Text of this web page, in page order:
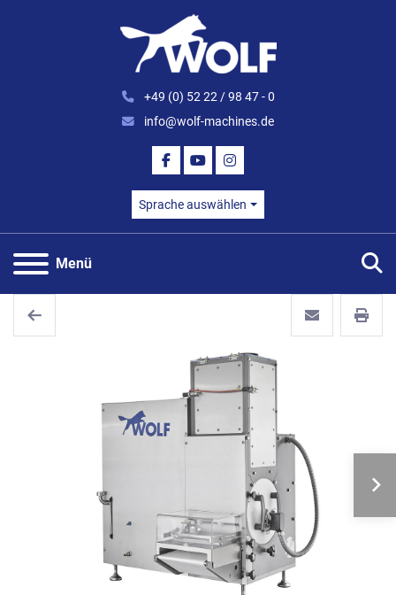
+49 (0) 52 22 / 98 47 - 0
info@wolf-machines.de
FACEBOOK
YOUTUBEINSTAGRAM
Sprache auswählen
Menü